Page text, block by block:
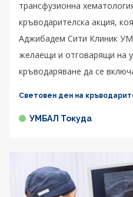
трансфузионна
кръводарителска акция,
Аджибадем Сити Клиник
желаещи и отговарящи на
кръводаряване да се
Световен ден на
УМБАЛ Токуда